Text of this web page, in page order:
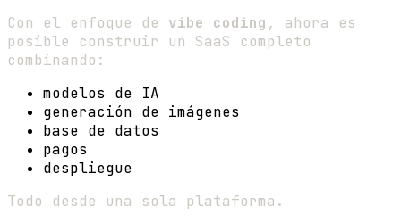
Con el enfoque de vibe coding , ahora es
posible construir un SaaS completo
combinando:
modelos de IA
generación de imágenes
base de datos
pagos
despliegue
Todo desde una sola plataforma.